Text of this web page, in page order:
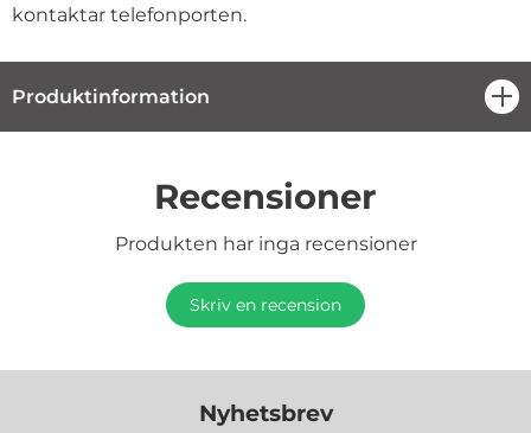
kontaktar telefonporten.
Produktinformation
Recensioner
Produkten har inga recensioner
Skriv en recension
Nyhetsbrev